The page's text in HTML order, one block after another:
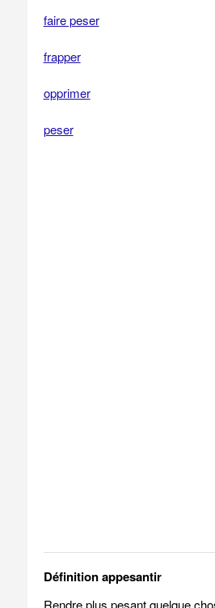
faire peser
frapper
opprimer
peser
Définition appesantir
Rendre plus pesant quelque